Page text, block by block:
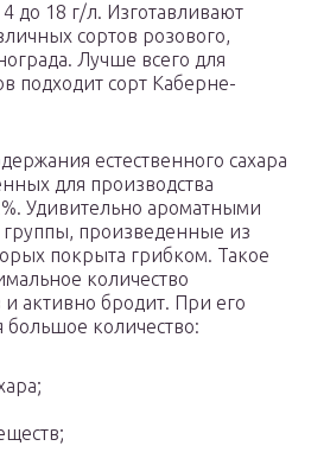
4 до 18 г/л. Изготавливают
сортов розового,
Лучше всего для
подходит сорт Каберне-
естественного сахара
для производства
Удивительно ароматными
группы, произведенные из
покрыта грибком. Такое
количество
и активно бродит. При его
количество: